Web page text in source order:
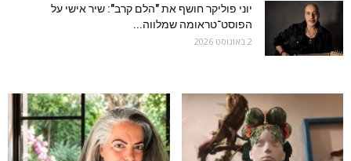
יוני פוליקר חושף את "הלם קרב": שיר אישי על
הפוסט־טראומה שמלווה...
2 באוגוסט 2026